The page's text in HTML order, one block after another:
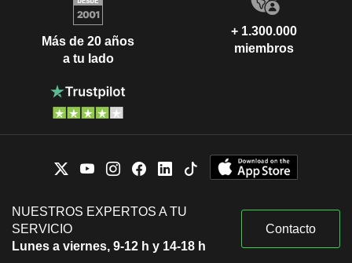
Más de 20 años
a tu lado
+ 1.300.000
miembros
NUESTROS EXPERTOS A TU
SERVICIO
Lunes a viernes, 9-12 h y 14-18 h
Contacto